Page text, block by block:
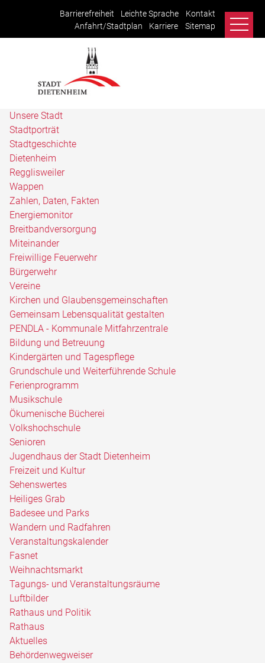
Barrierefreiheit Leichte Sprache
Kontakt
Anfahrt/Stadtplan
Karriere Sitemap
Unsere Stadt
Stadtporträt
Stadtgeschichte
Dietenheim
Regglisweiler
Wappen
Zahlen, Daten, Fakten
Energiemonitor
Breitbandversorgung
Miteinander
Freiwillige Feuerwehr
Bürgerwehr
Vereine
Kirchen und Glaubensgemeinschaften
Gemeinsam Lebensqualität gestalten
PENDLA - Kommunale Mitfahrzentrale
Bildung und Betreuung
Kindergärten und Tagespflege
Grundschule und Weiterführende Schule
Ferienprogramm
Musikschule
Ökumenische Bücherei
Volkshochschule
Senioren
Jugendhaus der Stadt Dietenheim
Freizeit und Kultur
Sehenswertes
Heiliges Grab
Badesee und Parks
Wandern und Radfahren
Veranstaltungskalender
Fasnet
Weihnachtsmarkt
Tagungs- und Veranstaltungsräume
Luftbilder
Rathaus und Politik
Rathaus
Aktuelles
Behördenwegweiser